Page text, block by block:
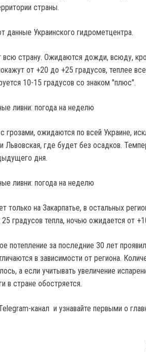
страны.
данные Украинского гидрометцентра.
всю страну. Ожидаются дожди, всюду,
от +20 до +25 градусов, теплее
10-15 градусов со знаком "плюс".
ожидаются по всей Украине,
Львовская, где будет без осадков.
дня.
только на Закарпатье, в остальных
градусов тепла, ночью ожидается от
потепление за последние 30 лет
в зависимости от региона.
а если учитывать увеличение
в стране обостряется.
канал и узнавайте первыми о